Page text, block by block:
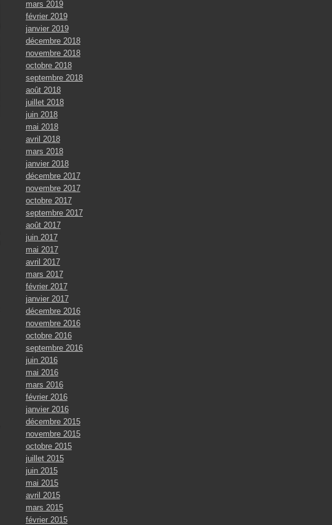
mars 2019
février 2019
janvier 2019
décembre 2018
novembre 2018
octobre 2018
septembre 2018
août 2018
juillet 2018
juin 2018
mai 2018
avril 2018
mars 2018
janvier 2018
décembre 2017
novembre 2017
octobre 2017
septembre 2017
août 2017
juin 2017
mai 2017
avril 2017
mars 2017
février 2017
janvier 2017
décembre 2016
novembre 2016
octobre 2016
septembre 2016
juin 2016
mai 2016
mars 2016
février 2016
janvier 2016
décembre 2015
novembre 2015
octobre 2015
juillet 2015
juin 2015
mai 2015
avril 2015
mars 2015
février 2015